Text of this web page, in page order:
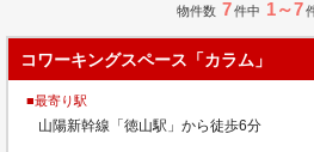
物件数 7件中 1～7
コワーキングスペース「カラム」
■最寄り駅
山陽新幹線「徳山駅」から徒歩6分